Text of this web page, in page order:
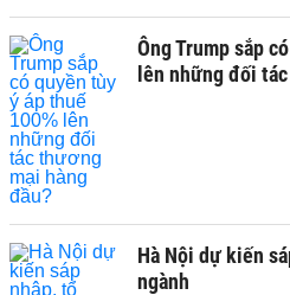
Ông Trump sắp
lên những đối
Hà Nội dự kiến
ngành